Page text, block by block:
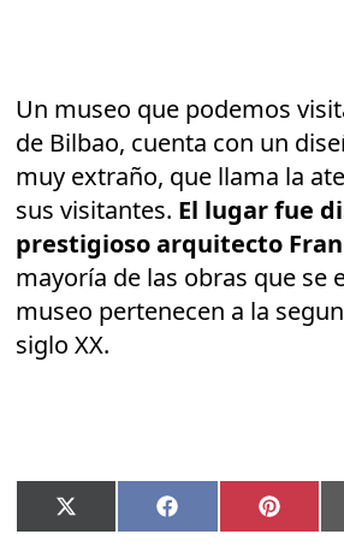
Un museo que podemos
de Bilbao, cuenta con un
muy extraño, que llama la
sus visitantes. El lugar fue
prestigioso arquitecto
mayoría de las obras que se
museo pertenecen a la
siglo XX.
Compartir
en
X
(Twitter)
Compartir
en
Facebook
en
Pinterest